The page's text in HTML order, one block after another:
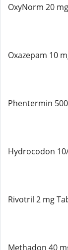
OxyNorm 20
Oxazepam 10
Phentermin
Hydrocodon
Rivotril 2 mg
Methadon 40